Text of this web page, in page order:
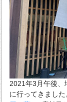
2021年3月午後、
に行ってきました